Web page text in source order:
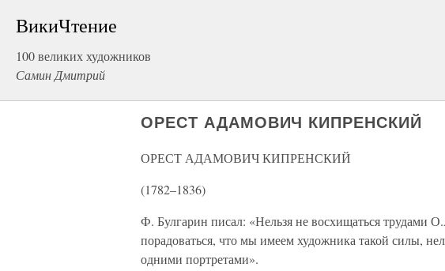
ВикиЧтение
100 великих художников
Самин Дмитрий
ОРЕСТ АДАМОВИЧ КИПРЕНСКИЙ
ОРЕСТ АДАМОВИЧ КИПРЕНСКИЙ
(1782–1836)
Ф. Булгарин писал: «Нельзя не восхищаться трудами
порадоваться, что мы имеем художника такой силы,
одними портретами».